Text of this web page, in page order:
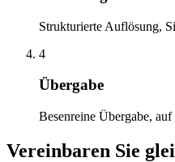
Strukturierte Auflösung,
4
Übergabe
Besenreine Übergabe,
Vereinbaren Sie